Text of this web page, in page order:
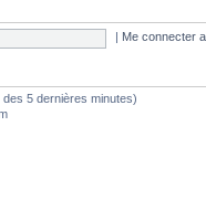
Me connecter
5 dernières minutes)